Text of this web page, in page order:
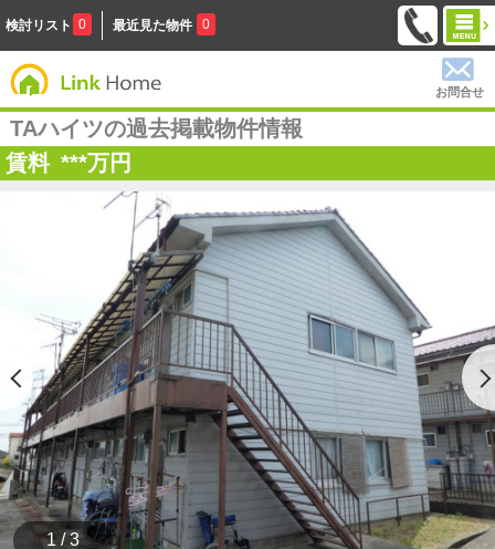
検討リスト 0 最近見た物件 0
お問合せ
TAハイツの過去掲載物件情報
賃料 ***万円
1 / 3